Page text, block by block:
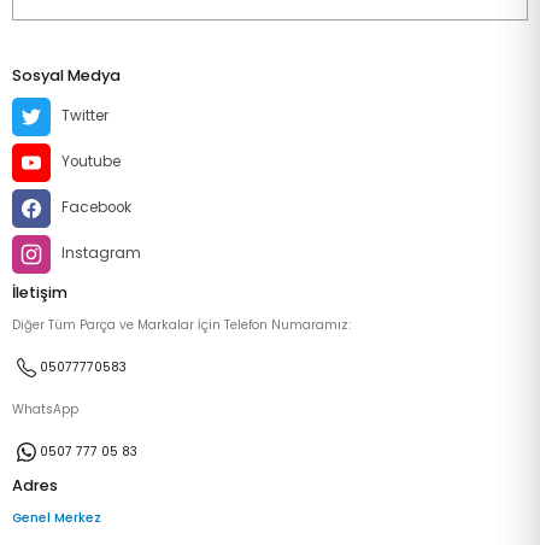
Sosyal Medya
Twitter
Youtube
Facebook
Instagram
İletişim
Diğer Tüm Parça ve Markalar İçin Telefon Numaramız:
05077770583
WhatsApp
0507 777 05 83
Adres
Genel Merkez